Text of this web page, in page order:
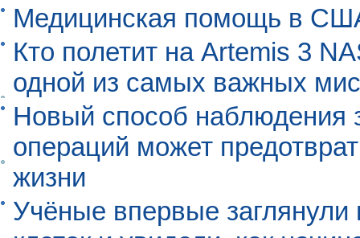
Медицинская помощь в
Кто полетит на Artemis 3
одной из самых важных
Новый способ наблюдения
операций может
жизни
Учёные впервые